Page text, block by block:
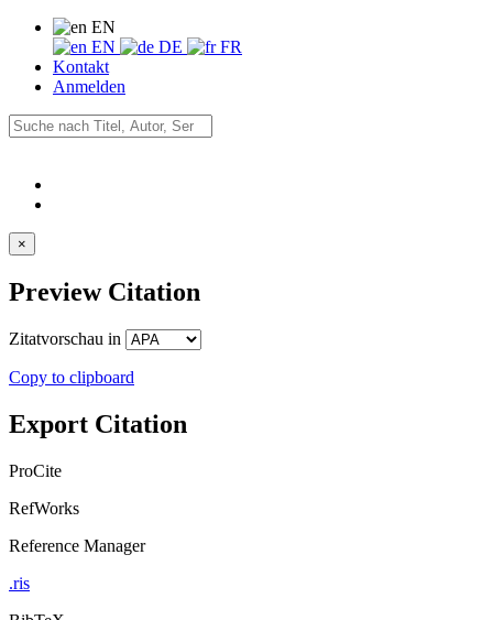
EN
EN
DE
FR
Kontakt
Anmelden
×
Preview Citation
Zitatvorschau in
Copy to clipboard
Export Citation
ProCite
RefWorks
Reference Manager
.ris